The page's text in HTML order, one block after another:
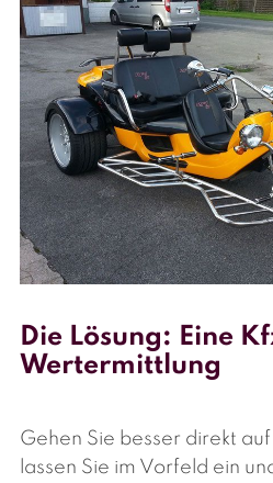
Die Lösung: Eine
Wertermittlung
Gehen Sie besser direkt
lassen Sie im Vorfeld ein